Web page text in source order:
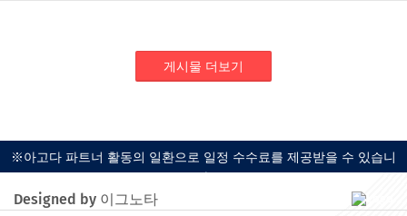
게시물 더보기
※아고다 파트너 활동의 일환으로 일정 수수료를 제공받을 수 있습니
다.
Designed by 이그노타